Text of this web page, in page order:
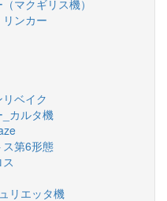
マクギリス機）
ンカー
ベイク
カルタ機
第6形態
リエッタ機